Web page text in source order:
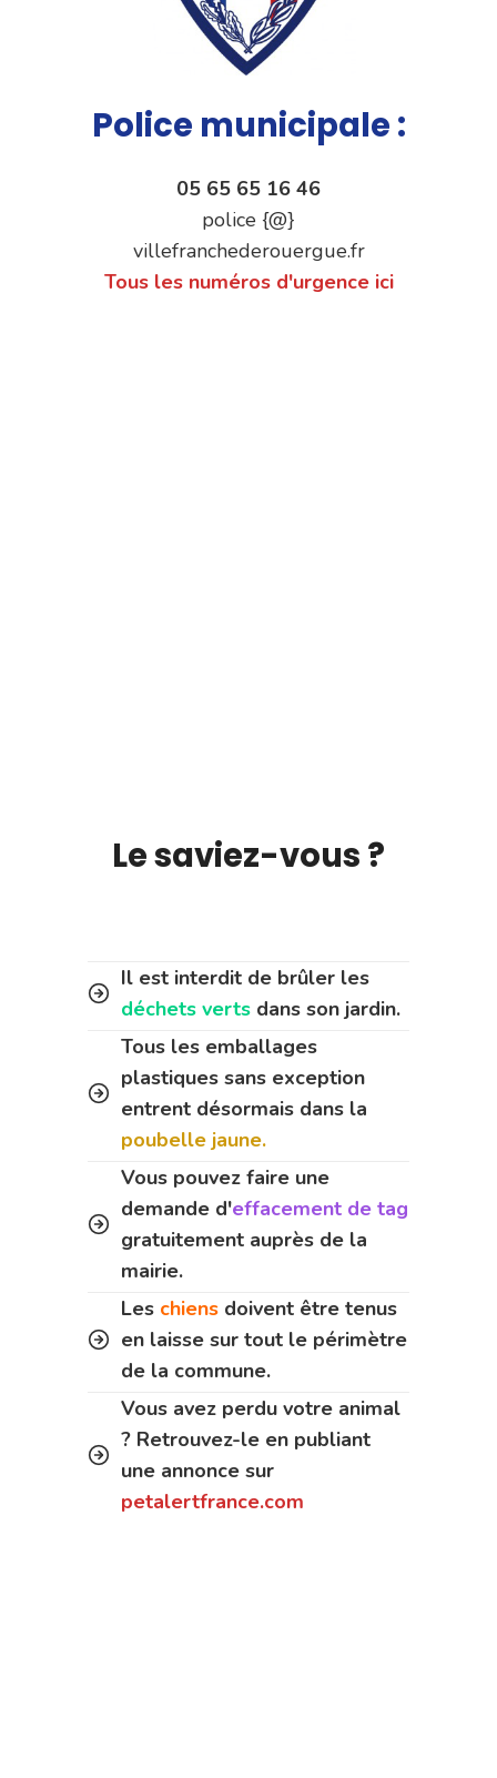
Police municipale :
05 65 65 16 46
police {@}
villefranchederouergue.fr
Tous les numéros d'urgence ici
Le saviez-vous ?
Il est interdit de brûler les
déchets verts dans son jardin.
Tous les emballages
plastiques sans exception
entrent désormais dans la
poubelle jaune.
Vous pouvez faire une
demande d'effacement de tag
gratuitement auprès de la
mairie.
Les chiens doivent être tenus
en laisse sur tout le périmètre
de la commune.
Vous avez perdu votre animal
? Retrouvez-le en publiant
une annonce sur
petalertfrance.com